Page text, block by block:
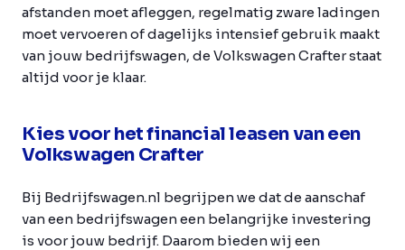
afstanden moet afleggen, regelmatig zware ladingen
moet vervoeren of dagelijks intensief gebruik maakt
van jouw bedrijfswagen, de Volkswagen Crafter staat
altijd voor je klaar.
Kies voor het financial leasen van een
Volkswagen Crafter
Bij Bedrijfswagen.nl begrijpen we dat de aanschaf
van een bedrijfswagen een belangrijke investering
is voor jouw bedrijf. Daarom bieden wij een